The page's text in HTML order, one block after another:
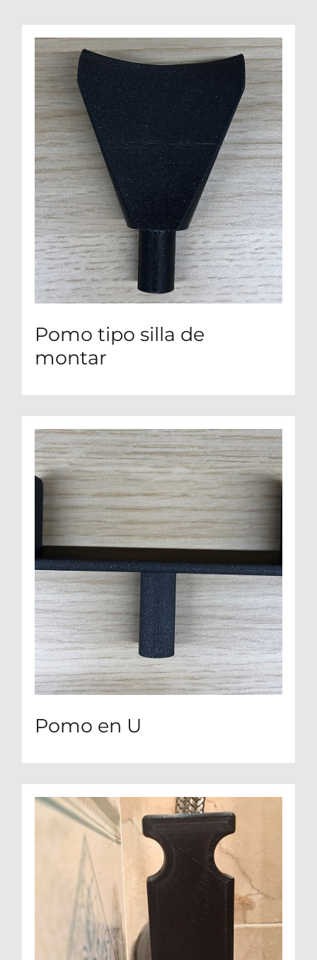
Pomo tipo silla de
montar
Pomo en U